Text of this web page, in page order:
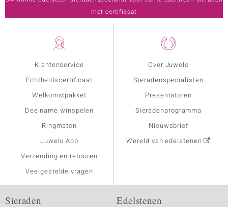
Klantenservice
Echtheidscertificaat
Welkomstpakket
Deelname winspelen
Ringmaten
Juwelo App
Verzending en retouren
Veelgestelde vragen
Over Juwelo
Sieradenspecialisten
Presentatoren
Sieradenprogramma
Nieuwsbrief
Wereld van edelstenen
met certificaat
Sieraden Edelstenen